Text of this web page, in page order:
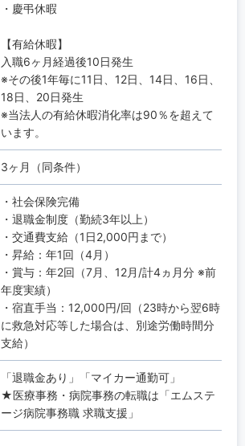
・慶弔休暇
【有給休暇】
入職6ヶ月経過後10日発生
※その後1年毎に11日、12日、14日、16日、
18日、20日発生
※当法人の有給休暇消化率は90％を超えて
います。
3ヶ月（同条件）
・社会保険完備
・退職金制度（勤続3年以上）
・交通費支給（1日2,000円まで）
・昇給：年1回（4月）
・賞与：年2回（7月、12月/計4ヵ月分 ※前
年度実績）
・宿直手当：12,000円/回（23時から翌6時
に救急対応等した場合は、別途労働時間分
支給）
「退職金あり」「マイカー通勤可」
★医療事務・病院事務の転職は「エムステ
ージ病院事務職 求職支援」